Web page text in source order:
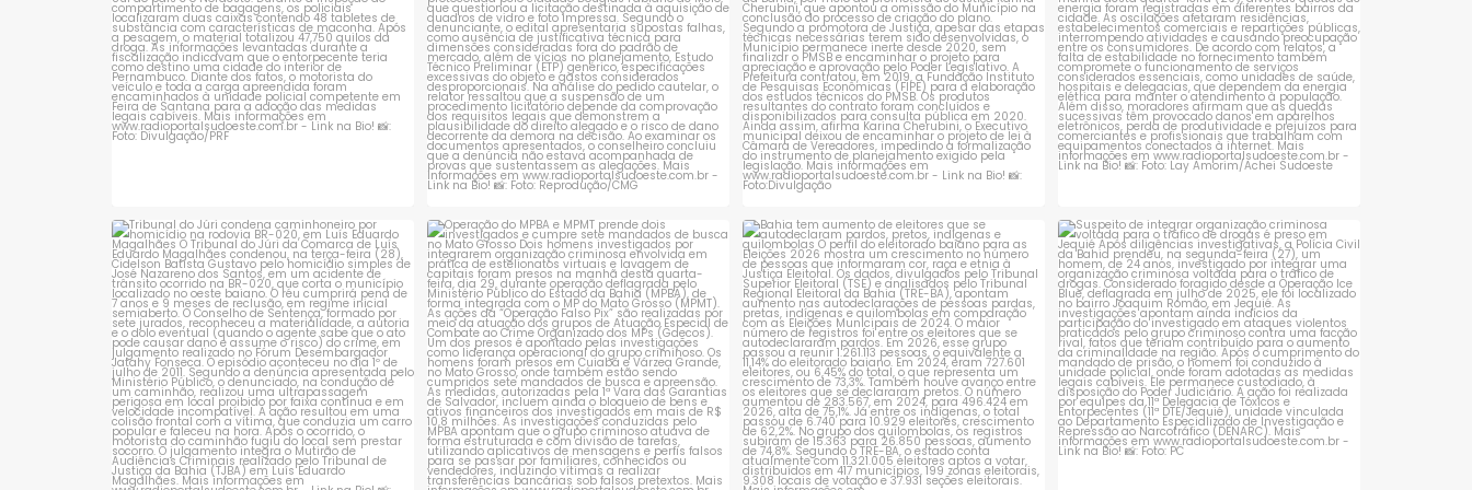
Tribunal do Júri condena caminhoneiro
por...
1 0
Operação do MPBA e MPMT prende dois
investigados e...
1 0
Bahia tem aumento de eleitores que se
autodeclaram...
1 0
Suspeito de integrar organização criminosa
voltada...
1 0